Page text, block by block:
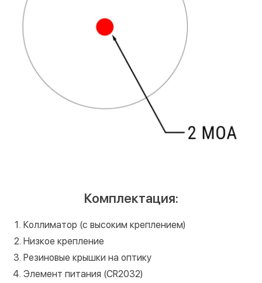
Комплектация:
Коллиматор (с высоким креплением)
Низкое крепление
Резиновые крышки на оптику
Элемент питания (CR2032)